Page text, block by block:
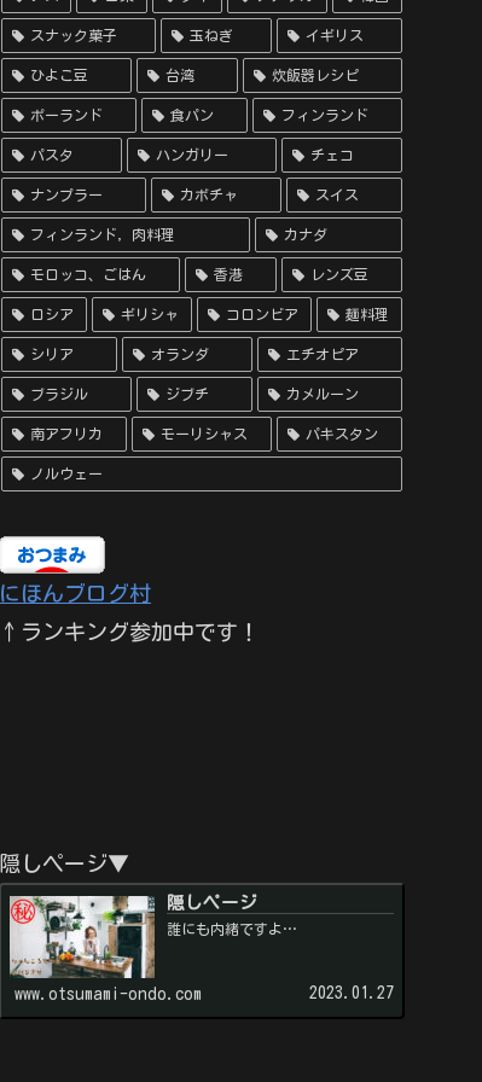
スナック菓子 玉ねぎ イギリス
ひよこ豆 台湾 炊飯器レシピ
ポーランド 食パン フィンランド
パスタ ハンガリー チェコ
ナンプラー カボチャ スイス
フィンランド，肉料理 カナダ
モロッコ、ごはん 香港 レンズ豆
ロシア ギリシャ コロンビア 麺料理
シリア オランダ エチオピア
ブラジル ジブチ カメルーン
南アフリカ モーリシャス パキスタン
ノルウェー
にほんブログ村
↑ランキング参加中です！
隠しページ▼
隠しページ
誰にも内緒ですよ…
www.otsumami-ondo.com 2023.01.27